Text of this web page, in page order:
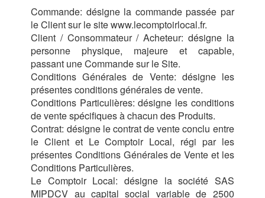
Commande: désigne la commande passée par
le Client sur le site www.lecomptoirlocal.fr.
Client / Consommateur / Acheteur: désigne la
personne physique, majeure et capable,
passant une Commande sur le Site.
Conditions Générales de Vente: désigne les
présentes conditions générales de vente.
Conditions Particulières: désigne les conditions
de vente spécifiques à chacun des Produits.
Contrat: désigne le contrat de vente conclu entre
le Client et Le Comptoir Local, régi par les
présentes Conditions Générales de Vente et les
Conditions Particulières.
Le Comptoir Local: désigne la société SAS
MIPDCV au capital social variable de 2500